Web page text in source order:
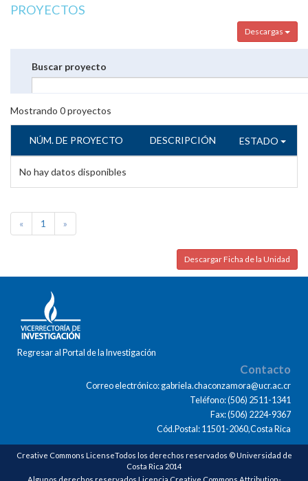
PROYECTOS
Descargas
Buscar proyecto
Mostrando 0proyectos
NÚM. DE PROYECTO DESCRIPCIÓN ESTADO
No hay datos disponibles
« 1 »
Descargar Ficha de la Unidad
Regresar al Portal de la Investigación
Contacto
Correo electrónico: gabriela.chaconzamora@ucr.ac.cr
Teléfono: (506) 2511-1341
Fax: (506) 2224-9367
Cód.Postal: 11501-2060,Costa Rica
Creative Commons LicenseTodos los derechos reservados © Universidad de
Costa Rica 2014